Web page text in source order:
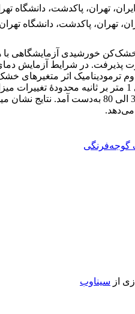
تهران، پاکدشت، دانشگاه
تهران، پاکدشت، دانشگاه
و دوم ترمودینامیک اثر
و بازده اکسرژی در محفظۀ
گوجه‌فرنگی
از سیناوب